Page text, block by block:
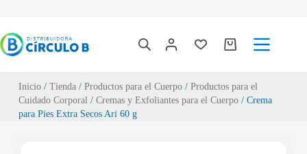
Inicio/ Tienda/ Productos para el Cuerpo/ Productos para el
Cuidado Corporal/ Cremas y Exfoliantes para el Cuerpo/ Crema
para Pies Extra Secos Ari 60 g